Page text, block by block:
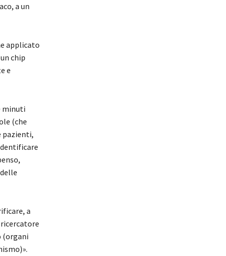
a un
applicato
chip
e
minuti
(che
pazienti,
a
(organi